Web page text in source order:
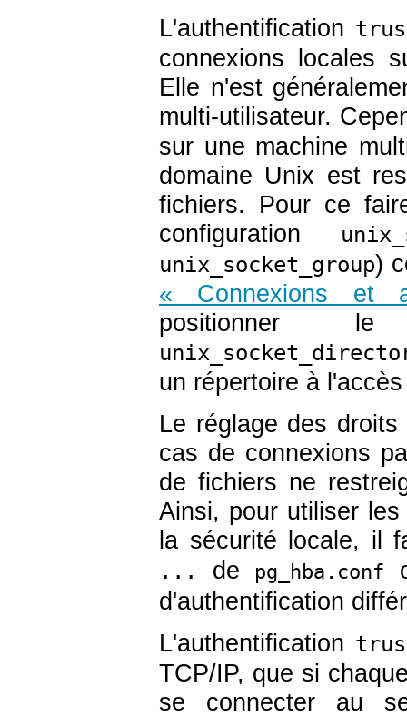
L'authentification
connexions locales
Elle n'est
multi-utilisateur.
sur une machine
domaine Unix est
fichiers. Pour ce
configuration
unix_socket_group)
« Connexions et
positionner le
un répertoire à
Le réglage des
cas de connexions
de fichiers ne
Ainsi, pour utiliser
la sécurité locale, il
... de pg_hba.conf
d'authentification
L'authentification
TCP/IP, que si
se connecter au